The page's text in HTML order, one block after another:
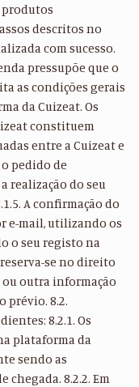
descritos no
com sucesso.
pressupõe que o
as condições gerais
da Cuizeat. Os
constituem
entre a Cuizeat e
pedido de
realização do seu
A confirmação do
e-mail, utilizando os
o seu registo na
se no direito
outra informação
prévio. 8.2.
8.2.1. Os
plataforma da
sendo as
chegada. 8.2.2. Em